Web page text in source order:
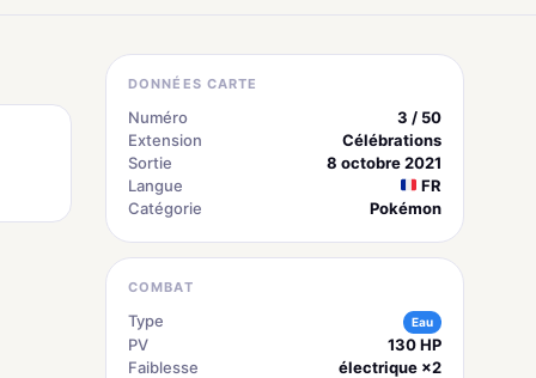
DONNÉES CARTE
Numéro
3 / 50
Extension
Célébrations
Sortie
8 octobre 2021
Langue
FR
Catégorie
Pokémon
COMBAT
Type Eau
PV
130 HP
Faiblesse
électrique ×2